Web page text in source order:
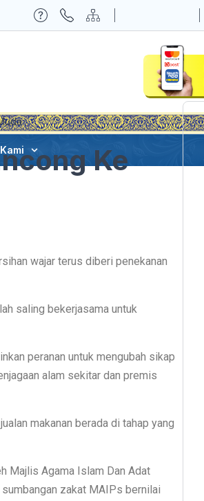
Ke
wajar terus diberi penekanan
saling bekerjasama untuk
peranan untuk mengubah sikap
alam sekitar dan premis
makanan berada di tahap yang
Majlis Agama Islam Dan Adat
zakat MAIPs bernilai